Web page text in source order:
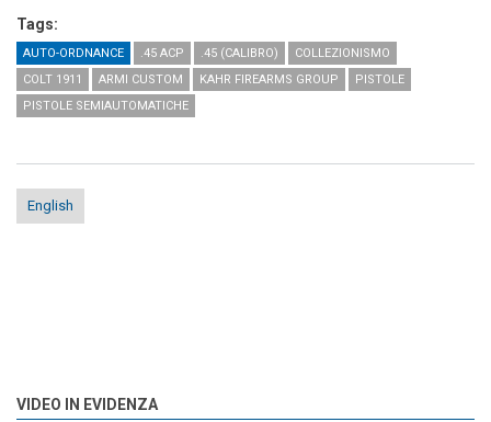
Tags:
AUTO-ORDNANCE .45 ACP .45 (CALIBRO)
COLLEZIONISMO
COLT 1911
ARMI CUSTOM KAHR FIREARMS GROUP
PISTOLE
PISTOLE SEMIAUTOMATICHE
English
VIDEO IN EVIDENZA